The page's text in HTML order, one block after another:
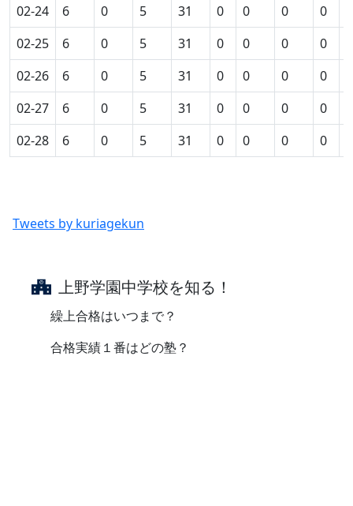
02-24
6 0 5 31 0 0 0 0
02-25
6 0 5 31 0 0 0 0
02-26
6 0 5 31 0 0 0 0
02-27
6 0 5 31 0 0 0 0
02-28
6 0 5 31 0 0 0 0
Tweets by kuriagekun
上野学園中学校を知る！
繰上合格はいつまで？
合格実績１番はどの塾？